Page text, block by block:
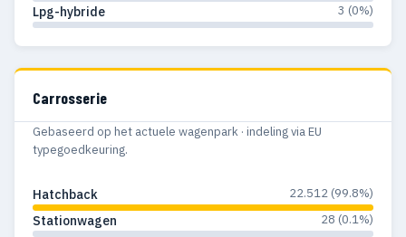
Lpg-hybride 3 (0%)
Carrosserie
Gebaseerd op het actuele wagenpark · indeling via EU
typegoedkeuring.
Hatchback 22.512 (99.8%)
Stationwagen 28 (0.1%)